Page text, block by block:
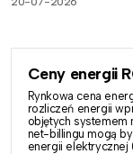
Ceny energii
Rynkowa cena
rozliczeń energii
objętych systemem
net-billingu mogą
energii elektrycznej